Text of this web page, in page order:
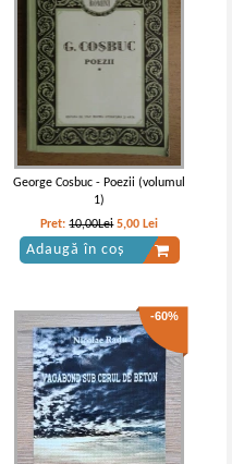
George Cosbuc - Poezii (volumul
1)
Pret:10,00Lei 5,00 Lei
Adaugă în coș
-60%